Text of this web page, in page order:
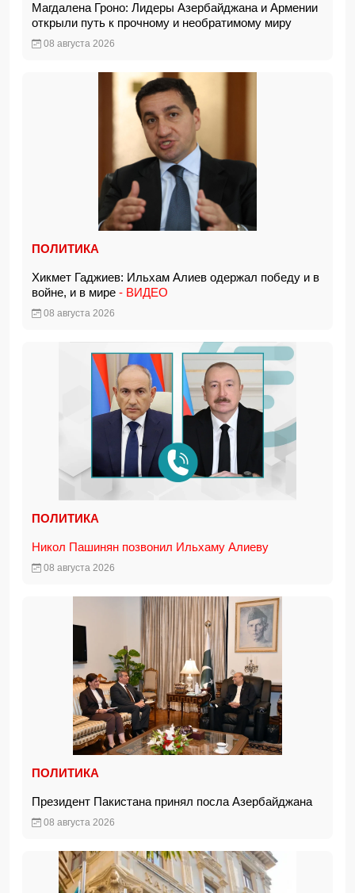
Магдалена Гроно: Лидеры Азербайджана и Армении
открыли путь к прочному и необратимому миру
08 августа 2026
ПОЛИТИКА
Хикмет Гаджиев: Ильхам Алиев одержал победу и в
войне, и в мире - ВИДЕО
08 августа 2026
ПОЛИТИКА
Никол Пашинян позвонил Ильхаму Алиеву
08 августа 2026
ПОЛИТИКА
Президент Пакистана принял посла Азербайджана
08 августа 2026